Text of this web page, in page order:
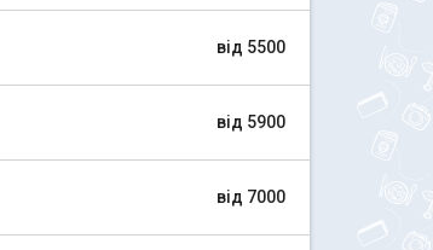
від 5500
від 5900
від 7000